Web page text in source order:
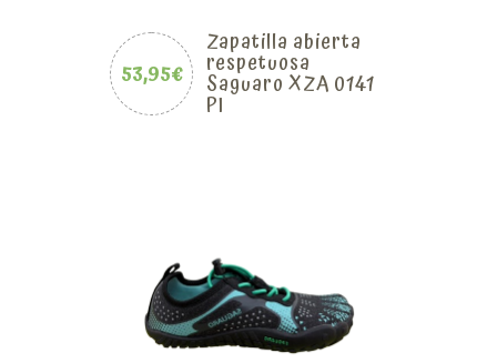
53,95€
Zapatilla abierta
respetuosa
Saguaro XZA 0141
PI